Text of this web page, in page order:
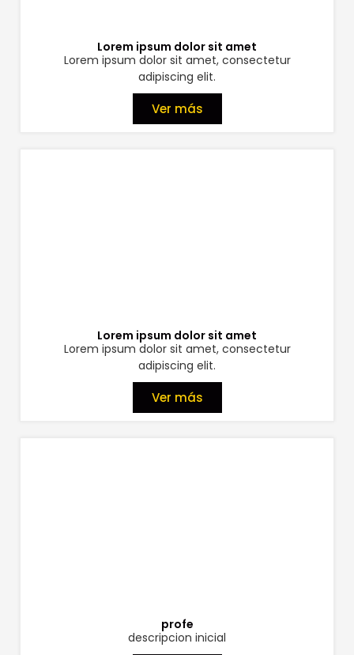
Lorem ipsum dolor sit amet
Lorem ipsum dolor sit amet, consectetur
adipiscing elit.
Ver más
Lorem ipsum dolor sit amet
Lorem ipsum dolor sit amet, consectetur
adipiscing elit.
Ver más
profe
descripcion inicial